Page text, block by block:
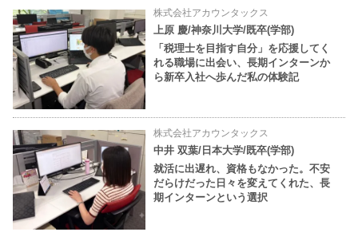
株式会社アカウンタックス
上原 慶/神奈川大学/既卒(学部)
「税理士を目指す自分」を応援してく
れる職場に出会い、長期インターンか
ら新卒入社へ歩んだ私の体験記
株式会社アカウンタックス
中井 双葉/日本大学/既卒(学部)
就活に出遅れ、資格もなかった。不安
だらけだった日々を変えてくれた、長
期インターンという選択